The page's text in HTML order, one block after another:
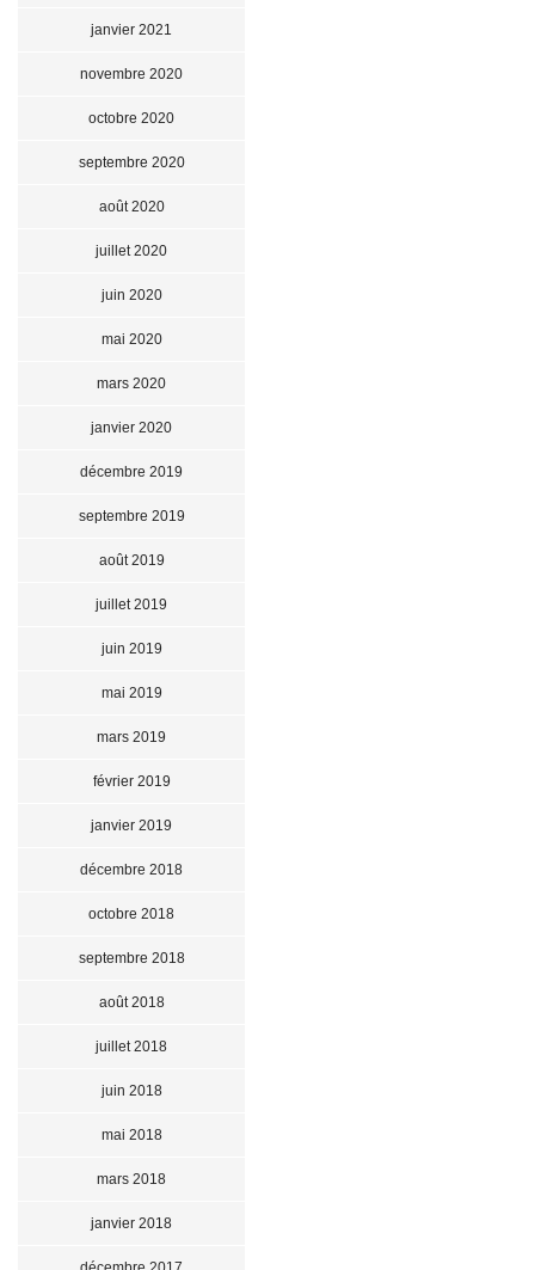
janvier 2021
novembre 2020
octobre 2020
septembre 2020
août 2020
juillet 2020
juin 2020
mai 2020
mars 2020
janvier 2020
décembre 2019
septembre 2019
août 2019
juillet 2019
juin 2019
mai 2019
mars 2019
février 2019
janvier 2019
décembre 2018
octobre 2018
septembre 2018
août 2018
juillet 2018
juin 2018
mai 2018
mars 2018
janvier 2018